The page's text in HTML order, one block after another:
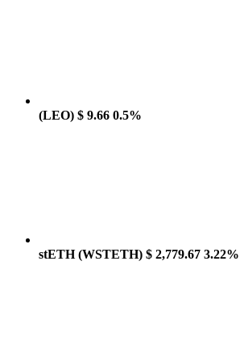
(LEO) $ 9.66 0.5%
stETH(WSTETH) $ 2,779.67 3.22%